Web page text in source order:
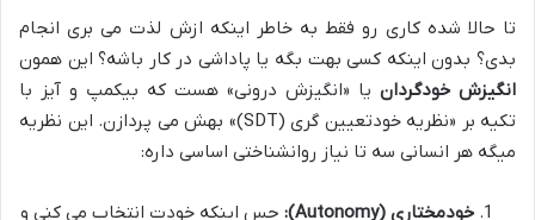
تا حالا شده کاری رو فقط به خاطر اینکه ازش لذت می بری انجام
بدی؟ بدون اینکه کسی بهت بگه یا پاداشی در کار باشه؟ این همون
انگیزش خودگردان یا «انگیزش درونی» هست که بیکمپ و آیز با
تکیه بر «نظریه خودتعیین گری (SDT)» بهش می پردازن. این نظریه
میگه هر انسانی سه تا نیاز روانشناختی اساسی داره:
خودمختاری (Autonomy):
حس اینکه خودت انتخاب می کنی و